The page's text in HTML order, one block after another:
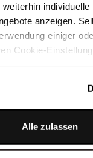
individuelle
anzeigen.
einiger
Cookie-
Alle zulassen